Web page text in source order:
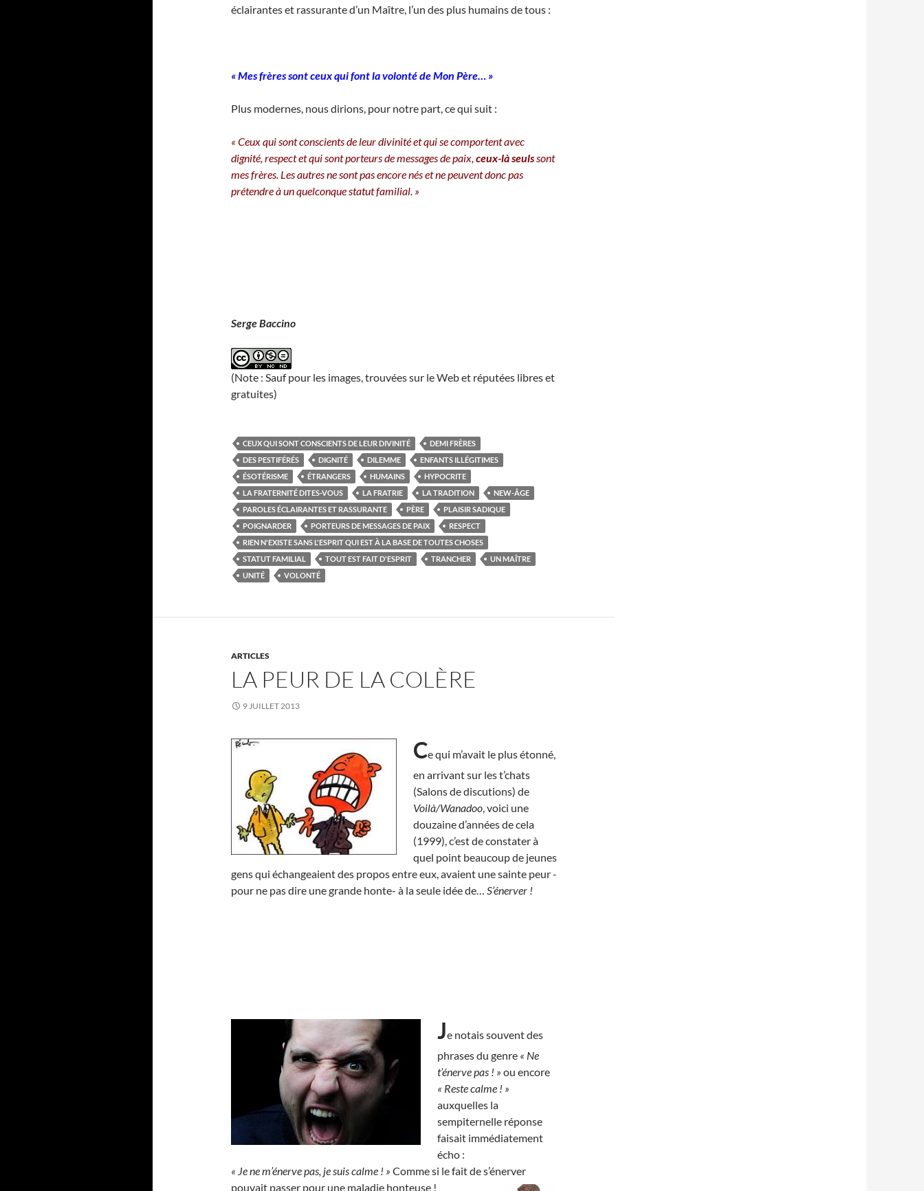
éclairantes et rassurante d’un Maître, l’un des plus humains de tous :
« Mes frères sont ceux qui font la volonté de Mon Père… »
Plus modernes, nous dirions, pour notre part, ce qui suit :
« Ceux qui sont conscients de leur divinité et qui se comportent avec
dignité, respect et qui sont porteurs de messages de paix,ceux-là seulssont
mes frères. Les autres ne sont pas encore nés et ne peuvent donc pas
prétendre à un quelconque statut familial. »
Serge Baccino
(Note : Sauf pour les images, trouvées sur le Web et réputées libres et
gratuites)
CEUX QUI SONT CONSCIENTS DE LEUR DIVINITÉ
DEMI FRÈRES
DES PESTIFÉRÉS
DIGNITÉ DILEMME
ENFANTS ILLÉGITIMES
ÉSOTÉRISME
ÉTRANGERS HUMAINS
HYPOCRITE
LA FRATERNITÉ DITES-VOUS
LA FRATRIE LA TRADITION
NEW-ÂGE
PAROLES ÉCLAIRANTES ET RASSURANTE
PÈRE
PLAISIR SADIQUE
POIGNARDER
PORTEURS DE MESSAGES DE PAIX
RESPECT
RIEN N'EXISTE SANS L'ESPRIT QUI EST À LA BASE DE TOUTES CHOSES
STATUT FAMILIAL
TOUT EST FAIT D'ESPRIT TRANCHER
UN MAÎTRE
UNITÉ
VOLONTÉ
ARTICLES
LA PEUR DE LA COLÈRE
9 JUILLET 2013
Ce qui m’avait le plus étonné,
en arrivant sur les t’chats
(Salons de discutions) de
Voilà/Wanadoo, voici une
douzaine d’années de cela
(1999), c’est de constater à
quel point beaucoup de jeunes
gens qui échangeaient des propos entre eux, avaient une sainte peur -
pour ne pas dire une grande honte- à la seule idée de… S’énerver !
Je notais souvent des
phrases du genre « Ne
t’énerve pas ! » ou encore
« Reste calme ! »
auxquelles la
sempiternelle réponse
faisait immédiatement
écho :
« Je ne m’énerve pas, je suis calme ! » Comme si le fait de s’énerver
pouvait passer pour une maladie honteuse !